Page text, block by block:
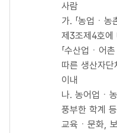
사람
가. 「농업ㆍ농
제3조제4호에
「수산업ㆍ어
따른 생산자
이내
나. 농어업ㆍ
풍부한 학계
교육ㆍ문화,